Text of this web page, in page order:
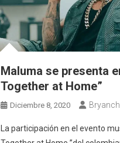
Maluma se presenta
Together at Home”
Diciembre 8, 2020
La participación en el evento